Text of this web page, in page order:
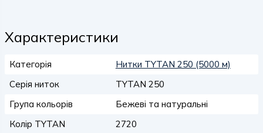
Характеристики
Категорія
Нитки TYTAN 250 (5000 м)
Серія ниток
TYTAN 250
Група кольорів
Бежеві та натуральні
Колір TYTAN
2720